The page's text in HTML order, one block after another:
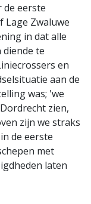
de eerste
Zwaluwe
in dat alle
te
en
aan de
was; 'we
zien,
zijn we straks
de eerste
met
laten